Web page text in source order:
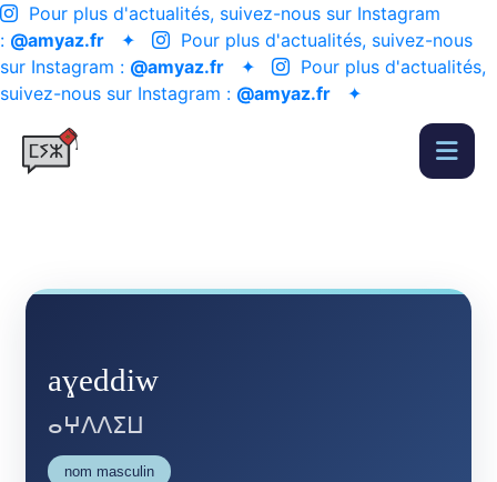
Pour plus d'actualités, suivez-nous sur Instagram
: @amyaz.fr ✦
Pour plus d'actualités, suivez-nous
sur Instagram : @amyaz.fr ✦
Pour plus d'actualités,
suivez-nous sur Instagram : @amyaz.fr ✦
aɣeddiw
ⴰⵖⴷⴷⵉⵡ
nom masculin